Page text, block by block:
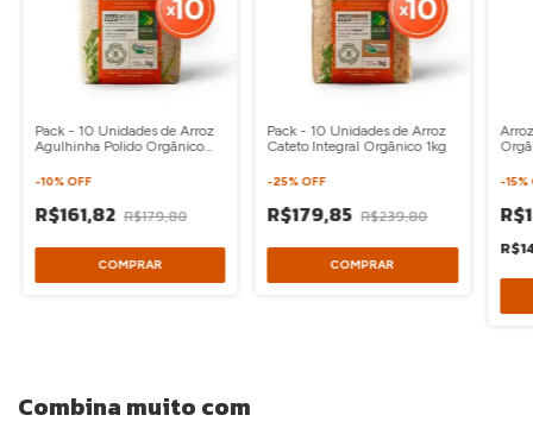
Pack - 10 Unidades de Arroz
Agulhinha Polido Orgânico
-10%OFF
R$161,82 R$179,80
Pack - 10 Unidades de Arroz
Cateto Integral Orgânico 1kg
-25%OFF
R$179,85 R$239,80
-15%
Combina muito com